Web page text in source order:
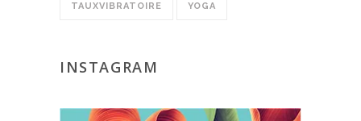
TAUXVIBRATOIRE YOGA
INSTAGRAM